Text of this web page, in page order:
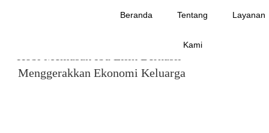
Beranda Tentang
Kami
Layanan
Menggerakkan Ekonomi Keluarga